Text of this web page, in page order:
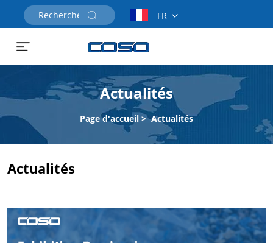
FR
Demander un devis
Actualités
Page d'accueil >Actualités
Actualités